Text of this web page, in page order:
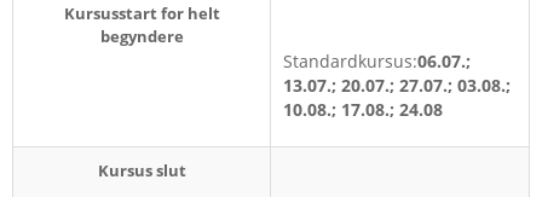
Kursusstart for helt
begyndere
Standardkursus:06.07.;
13.07.; 20.07.; 27.07.; 03.08.;
10.08.; 17.08.; 24.08
Kursus slut